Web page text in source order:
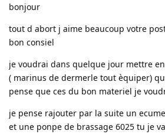
bonjour
tout d abort j aime beaucoup votre
bon consiel
je voudrai dans quelque jour mettre
( marinus de dermerle tout èquiper)
pense que ces du bon materiel je
je pense rajouter par la suite un
et une ponpe de brassage 6025 tu je